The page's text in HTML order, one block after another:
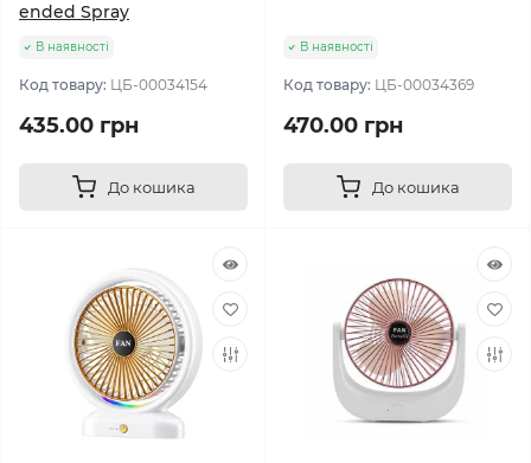
ended Spray
В наявності
Код товару: ЦБ-00034154
435.00 грн
До кошика
В наявності
Код товару: ЦБ-00034369
470.00 грн
До кошика